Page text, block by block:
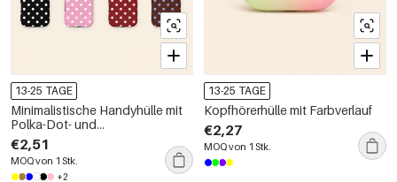
13-25 TAGE
Minimalistische Handyhülle mit
Polka-Dot- und
Farbblockmuster (2-in-1)
€2,51
MOQ von 1 Stk.
+2
13-25 TAGE
Kopfhörerhülle mit Farbverlauf
€2,27
MOQ von 1 Stk.